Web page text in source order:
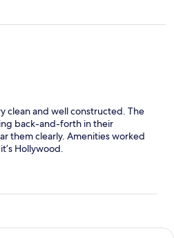
clean and well constructed. The
back-and-forth in their
them clearly. Amenities worked
Hollywood.